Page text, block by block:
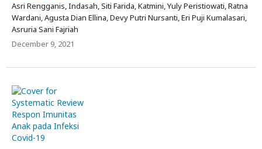
Asri Rengganis, Indasah, Siti Farida, Katmini, Yuly Peristiowati, Ratna
Wardani, Agusta Dian Ellina, Devy Putri Nursanti, Eri Puji Kumalasari,
Asruria Sani Fajriah
December 9, 2021